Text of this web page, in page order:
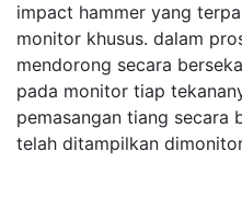
impact hammer yang
monitor khusus. dalam
mendorong secara
pada monitor tiap
pemasangan tiang secara
telah ditampilkan